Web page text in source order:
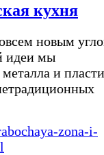
кухня
новым
идеи мы
и